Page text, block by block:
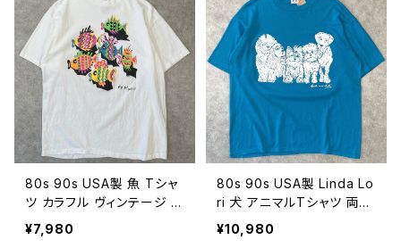
80s 90s USA製 魚 Tシャ
ツ カラフル ヴィンテージ ア
ート 古着 シングルステッチ
蛍光 ネオンカラー アニマル
¥7,980
80s 90s USA製 Linda Lo
ri 犬 アニマルTシャツ 両面
イヌ ヴィンテージ シングル
ステッチ 古着 ターコイズ
¥10,980